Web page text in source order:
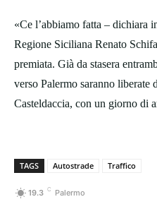
«Ce l’abbiamo fatta – dichiara
Regione Siciliana Renato
premiata. Già da stasera
verso Palermo saranno liberate
Casteldaccia, con un giorno di
TAGS Autostrade Traffico
19.3 C Palermo